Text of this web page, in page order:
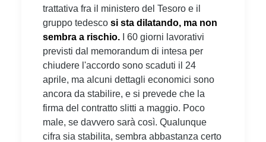
trattativa fra il ministero del Tesoro e il
gruppo tedesco si sta dilatando, ma non
sembra a rischio.
I 60 giorni lavorativi
previsti dal memorandum di intesa per
chiudere l'accordo sono scaduti il 24
aprile, ma alcuni dettagli economici sono
ancora da stabilire, e si prevede che la
firma del contratto slitti a maggio. Poco
male, se davvero sarà così. Qualunque
cifra sia stabilita, sembra abbastanza certo